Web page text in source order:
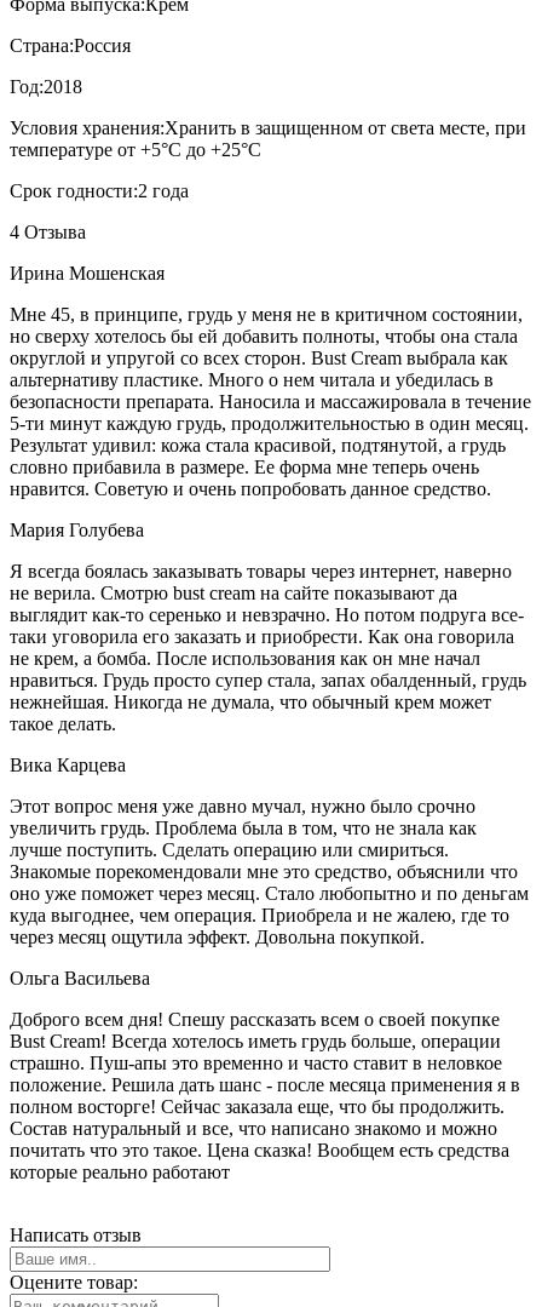
Форма выпуска: Крем
Страна:Россия
Год:2018
Условия хранения:Хранить в защищенном от света месте, при
температуре от +5°С до +25°С
Срок годности:2 года
4 Отзыва
Ирина Мошенская
Мне 45, в принципе, грудь у меня не в критичном состоянии,
но сверху хотелось бы ей добавить полноты, чтобы она стала
округлой и упругой со всех сторон. Bust Cream выбрала как
альтернативу пластике. Много о нем читала и убедилась в
безопасности препарата. Наносила и массажировала в течение
5-ти минут каждую грудь, продолжительностью в один месяц.
Результат удивил: кожа стала красивой, подтянутой, а грудь
словно прибавила в размере. Ее форма мне теперь очень
нравится. Советую и очень попробовать данное средство.
Мария Голубева
Я всегда боялась заказывать товары через интернет, наверно
не верила. Смотрю bust cream на сайте показывают да
выглядит как-то серенько и невзрачно. Но потом подруга все-
таки уговорила его заказать и приобрести. Как она говорила
не крем, а бомба. После использования как он мне начал
нравиться. Грудь просто супер стала, запах обалденный, грудь
нежнейшая. Никогда не думала, что обычный крем может
такое делать.
Вика Карцева
Этот вопрос меня уже давно мучал, нужно было срочно
увеличить грудь. Проблема была в том, что не знала как
лучше поступить. Сделать операцию или смириться.
Знакомые порекомендовали мне это средство, объяснили что
оно уже поможет через месяц. Стало любопытно и по деньгам
куда выгоднее, чем операция. Приобрела и не жалею, где то
через месяц ощутила эффект. Довольна покупкой.
Ольга Васильева
Доброго всем дня! Спешу рассказать всем о своей покупке
Bust Cream! Всегда хотелось иметь грудь больше, операции
страшно. Пуш-апы это временно и часто ставит в неловкое
положение. Решила дать шанс - после месяца применения я в
полном восторге! Сейчас заказала еще, что бы продолжить.
Состав натуральный и все, что написано знакомо и можно
почитать что это такое. Цена сказка! Вообщем есть средства
которые реально работают
Написать отзыв
Оцените товар: